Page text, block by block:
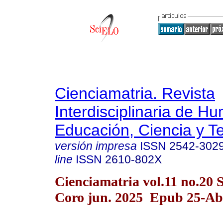
Cienciamatria. Revista
Interdisciplinaria de
Educación, Ciencia y
versión impresa ISSN 2542-
line ISSN 2610-802X
Cienciamatria vol.11 no.20
Coro jun. 2025 Epub 25-